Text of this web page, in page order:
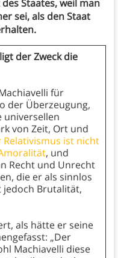
Staates, weil man
sei, als den Staat
der Zweck die
für
der Überzeugung,
universellen
von Zeit, Ort und
Relativismus ist nicht
, und
Recht und Unrecht
die er als sinnlos
Brutalität,
als hätte er seine
„Der
Machiavelli diese